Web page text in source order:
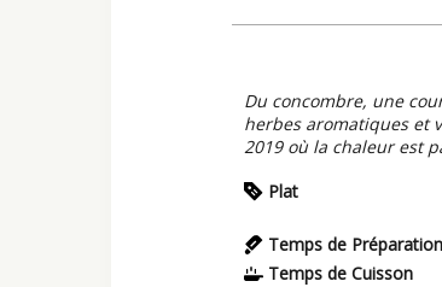
Du concombre, une
herbes aromatiques et
2019 où la chaleur est
Plat
Temps de Préparation
Temps de Cuisson